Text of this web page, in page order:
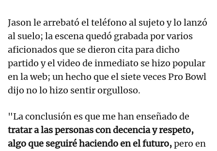
Jason le arrebató el teléfono al sujeto y lo lanzó
al suelo; la escena quedó grabada por varios
aficionados que se dieron cita para dicho
partido y el video de inmediato se hizo popular
en la web; un hecho que el siete veces Pro Bowl
dijo no lo hizo sentir orgulloso.
"La conclusión es que me han enseñado de
tratar a las personas con decencia y respeto,
algo que seguiré haciendo en el futuro,pero en